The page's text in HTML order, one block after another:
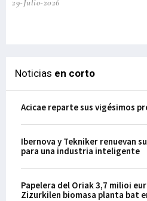
29-Julio-2026
Noticias en corto
Acicae reparte sus vigésimos
Ibernova y Tekniker renuevan
para una industria inteligente
Papelera del Oriak 3,7 milioi
Zizurkilen biomasa planta bat